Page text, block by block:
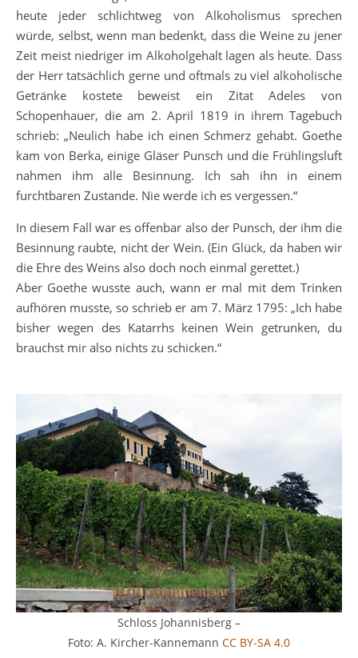
heute jeder schlichtweg von Alkoholismus sprechen
würde, selbst, wenn man bedenkt, dass die Weine zu jener
Zeit meist niedriger im Alkoholgehalt lagen als heute. Dass
der Herr tatsächlich gerne und oftmals zu viel alkoholische
Getränke kostete beweist ein Zitat Adeles von
Schopenhauer, die am 2. April 1819 in ihrem Tagebuch
schrieb: „Neulich habe ich einen Schmerz gehabt. Goethe
kam von Berka, einige Gläser Punsch und die Frühlingsluft
nahmen ihm alle Besinnung. Ich sah ihn in einem
furchtbaren Zustande. Nie werde ich es vergessen.“
In diesem Fall war es offenbar also der Punsch, der ihm die
Besinnung raubte, nicht der Wein. (Ein Glück, da haben wir
die Ehre des Weins also doch noch einmal gerettet.)
Aber Goethe wusste auch, wann er mal mit dem Trinken
aufhören musste, so schrieb er am 7. März 1795: „Ich habe
bisher wegen des Katarrhs keinen Wein getrunken, du
brauchst mir also nichts zu schicken.“
Schloss Johannisberg –
Foto: A. Kircher-Kannemann CC BY-SA 4.0